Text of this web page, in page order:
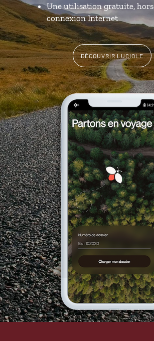
Une utilisation gratuite, hors
connexion Internet
DÉCOUVRIR LUCIOLE